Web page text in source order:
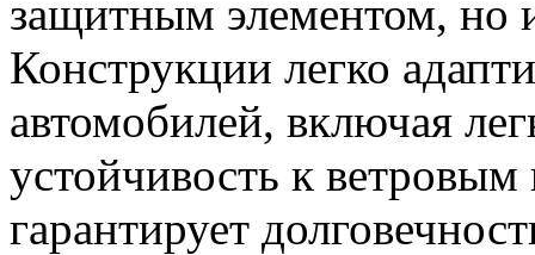
защитным элементом, но
Конструкции легко
автомобилей, включая
устойчивость к
гарантирует